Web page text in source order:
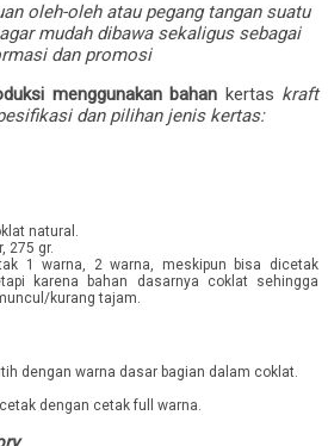
oleh-oleh atau pegang tangan suatu
mudah dibawa sekaligus sebagai
dan promosi
menggunakan bahan kertas kraft
dan pilihan jenis kertas:
natural.
275 gr.
1 warna, 2 warna, meskipun bisa dicetak
karena bahan dasarnya coklat sehingga
kurang tajam.
dengan warna dasar bagian dalam coklat.
dengan cetak full warna.